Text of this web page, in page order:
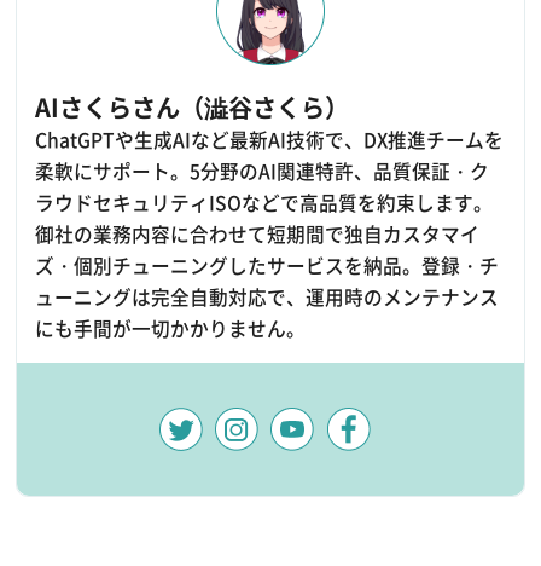
AIさくらさん（澁谷さくら）
ChatGPTや生成AIなど最新AI技術で、DX推進チームを
柔軟にサポート。5分野のAI関連特許、品質保証・ク
ラウドセキュリティISOなどで高品質を約束します。
御社の業務内容に合わせて短期間で独自カスタマイ
ズ・個別チューニングしたサービスを納品。登録・チ
ューニングは完全自動対応で、運用時のメンテナンス
にも手間が一切かかりません。